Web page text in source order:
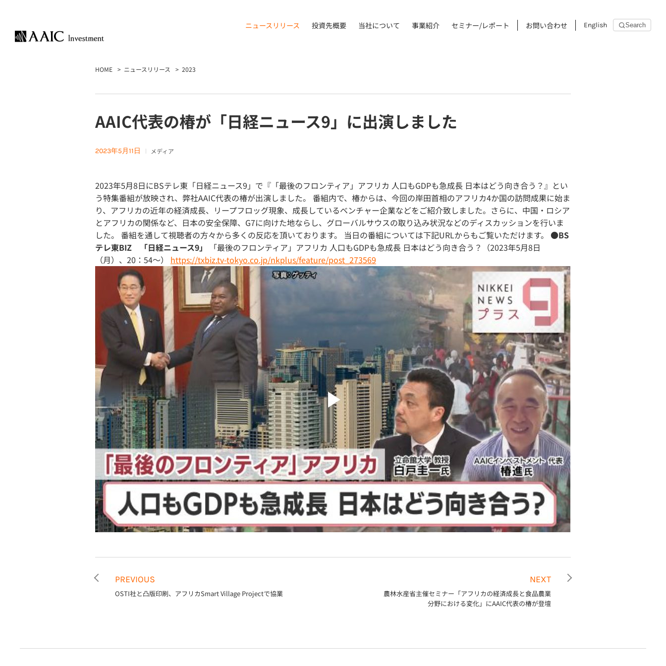
ニュースリリース 投資先概要 当社について 事業紹介 セミナー/レポート お問い合わせ English Search
HOME ニュースリリース 2023
AAIC代表の椿が「日経ニュース9」に出演しました
2023年5月11日 メディア
2023年5月8日にBSテレ東「日経ニュース9」で『「最後のフロンティア」アフリカ 人口もGDPも急成長 日本はどう向き合う？』とい
う特集番組が放映され、弊社AAIC代表の椿が出演しました。 番組内で、椿からは、今回の岸田首相のアフリカ4か国の訪問成果に始ま
り、アフリカの近年の経済成長、リープフロッグ現象、成長しているベンチャー企業などをご紹介致しました。さらに、中国・ロシア
とアフリカの関係など、日本の安全保障、G7に向けた地ならし、グローバルサウスの取り込み状況などのディスカッションを行いま
した。 番組を通して視聴者の方々から多くの反応を頂いております。 当日の番組については下記URLからもご覧いただけます。 ●BS
テレ東BIZ 「日経ニュース9」
「最後のフロンティア」アフリカ 人口もGDPも急成長 日本はどう向き合う？（2023年5月8日
（月）、20：54～） https://txbiz.tv-tokyo.co.jp/nkplus/feature/post_273569
PREVIOUS
OSTI社と凸版印刷、アフリカSmart Village Projectで協業
NEXT
農林水産省主催セミナー「アフリカの経済成長と食品農業
分野における変化」にAAIC代表の椿が登壇